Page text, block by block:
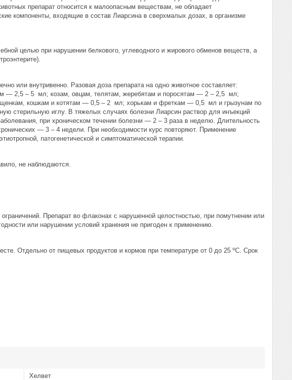
препарат относится к малоопасным веществам, не обладает
компоненты, входящие в состав Лиарсина в сверхмалых дозах, в организме
целью при нарушении белкового, углеводного и жирового обменов веществ, а
или внутривенно. Разовая доза препарата на одно животное составляет:
2,5 – 5 мл; козам, овцам, телятам, жеребятам и поросятам — 2 – 2,5 мл;
кошкам и котятам — 0,5 – 2 мл; хорькам и фреткам — 0,5 мл и грызунам по
стерильную иглу. В тяжелых случаях болезни Лиарсин раствор для инъекций
при хроническом течении болезни — 2 – 3 раза в неделю. Длительность
— 3 – 4 недели. При необходимости курс повторяют. Применение
патогенетической и симптоматической терапии.
не наблюдаются.
Препарат во флаконах с нарушенной целостностью, при помутнении или
или нарушении условий хранения не пригоден к применению.
Отдельно от пищевых продуктов и кормов при температуре от 0 до 25 ºС. Срок
Хелвет